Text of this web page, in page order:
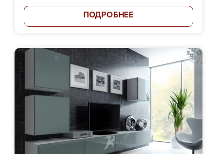
ПОДРОБНЕЕ